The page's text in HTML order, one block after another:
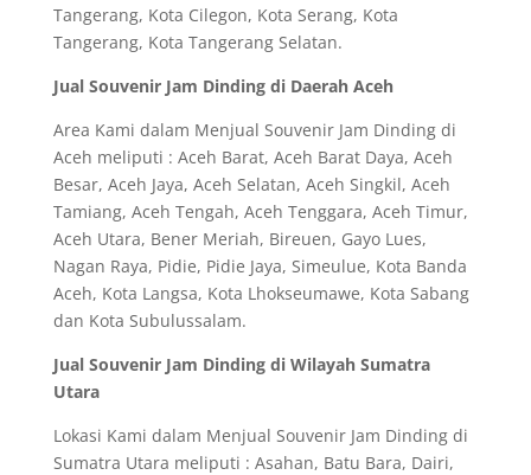
Tangerang, Kota Cilegon, Kota Serang, Kota
Tangerang, Kota Tangerang Selatan.
Jual Souvenir Jam Dinding di Daerah Aceh
Area Kami dalam Menjual Souvenir Jam Dinding di
Aceh meliputi : Aceh Barat, Aceh Barat Daya, Aceh
Besar, Aceh Jaya, Aceh Selatan, Aceh Singkil, Aceh
Tamiang, Aceh Tengah, Aceh Tenggara, Aceh Timur,
Aceh Utara, Bener Meriah, Bireuen, Gayo Lues,
Nagan Raya, Pidie, Pidie Jaya, Simeulue, Kota Banda
Aceh, Kota Langsa, Kota Lhokseumawe, Kota Sabang
dan Kota Subulussalam.
Jual Souvenir Jam Dinding di Wilayah Sumatra
Utara
Lokasi Kami dalam Menjual Souvenir Jam Dinding di
Sumatra Utara meliputi : Asahan, Batu Bara, Dairi,